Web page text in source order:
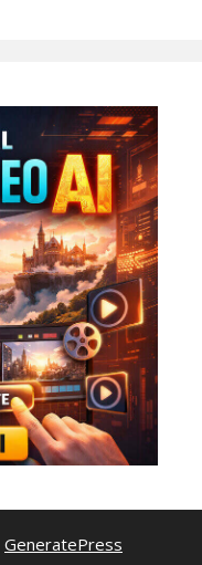
GeneratePress